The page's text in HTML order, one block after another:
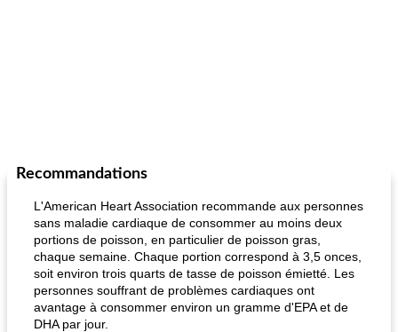
Recommandations
L'American Heart Association recommande aux personnes
sans maladie cardiaque de consommer au moins deux
portions de poisson, en particulier de poisson gras,
chaque semaine. Chaque portion correspond à 3,5 onces,
soit environ trois quarts de tasse de poisson émietté. Les
personnes souffrant de problèmes cardiaques ont
avantage à consommer environ un gramme d'EPA et de
DHA par jour.